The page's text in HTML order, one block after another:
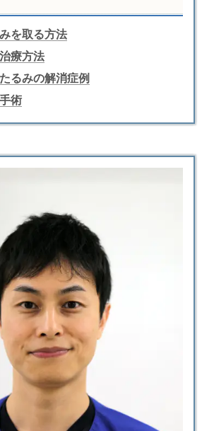
を取る方法
療方法
るみの解消症例
術